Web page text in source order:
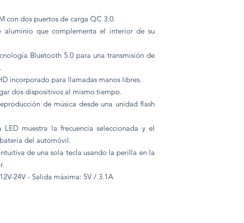
con dos puertos de carga QC 3.0.
aluminio que complementa el interior de su
Bluetooth 5.0 para una transmisión de
incorporado para llamadas manos libres.
dos dispositivos al mismo tiempo.
de música desde una unidad flash
muestra la frecuencia seleccionada y el
del automóvil.
de una sola tecla usando la perilla en la
24V - Salida máxima: 5V / 3.1A